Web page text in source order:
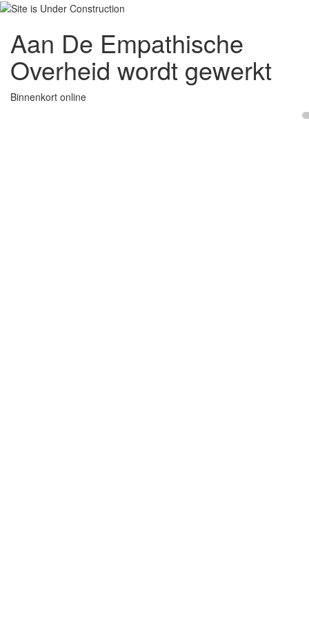
Aan De Empathische
Overheid wordt gewerkt
Binnenkort online